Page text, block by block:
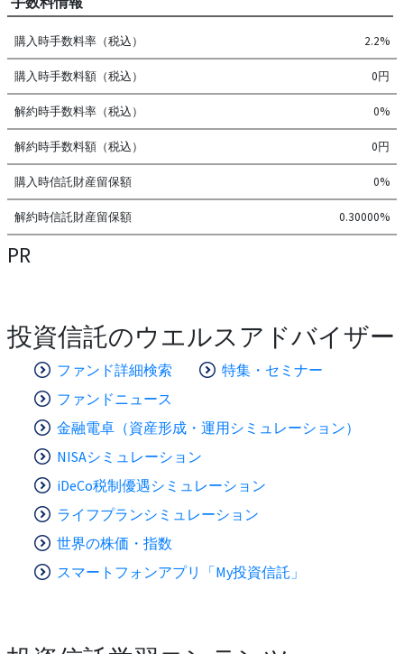
購入時手数料率（税込） 2.2%
購入時手数料額（税込） 0円
解約時手数料率（税込） 0%
解約時手数料額（税込） 0円
購入時信託財産留保額 0%
解約時信託財産留保額 0.30000%
PR
投資信託のウエルスアドバイザー
ファンド詳細検索
特集・セミナー
ファンドニュース
金融電卓（資産形成・運用シミュレーション）
NISAシミュレーション
iDeCo税制優遇シミュレーション
ライフプランシミュレーション
世界の株価・指数
スマートフォンアプリ「My投資信託」